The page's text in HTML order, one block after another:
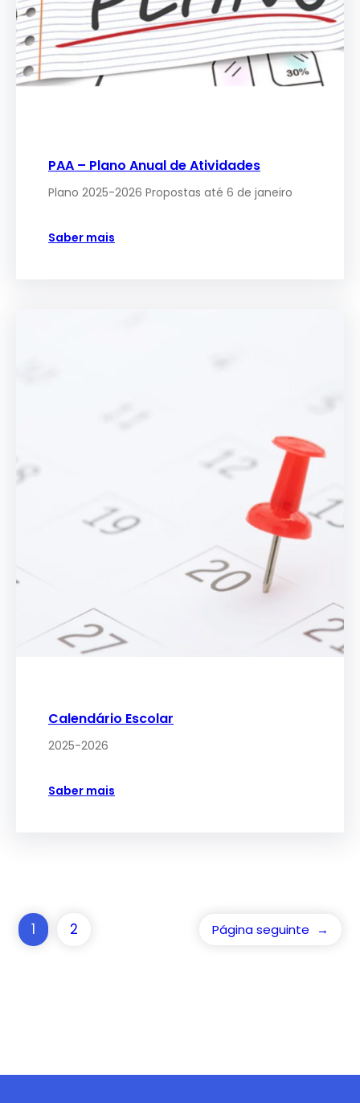
PAA – Plano Anual de Atividades
Plano 2025-2026 Propostas até 6 de janeiro
Saber mais
Calendário Escolar
2025-2026
Saber mais
1 2 Página seguinte →